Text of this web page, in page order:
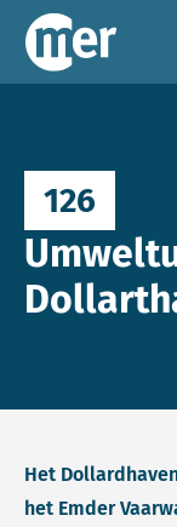
Commissie mer
126
Het
het Emder